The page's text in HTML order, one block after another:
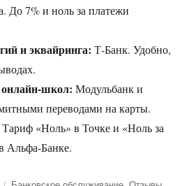
До 7% и ноль за платежи
и эквайринга: Т-Банк. Удобно,
школ: Модульбанк и
переводами на карты.
Тариф «Ноль» в Точке и «Ноль за
Альфа-Банке.